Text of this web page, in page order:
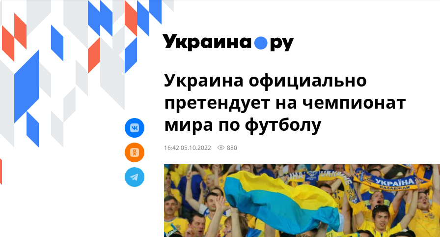
Украина официально
претендует на чемпионат
мира по футболу
16:42 05.10.2022 880